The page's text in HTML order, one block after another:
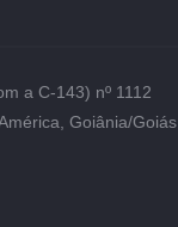
a C-143) nº 1112
Goiânia/Goiás